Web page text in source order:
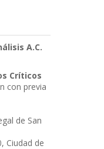
A.C.
Críticos
con previa
de San
Ciudad de